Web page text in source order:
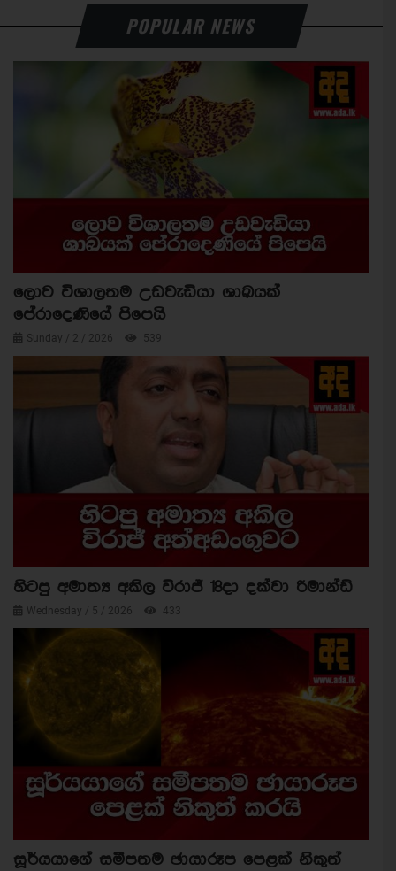
POPULAR NEWS
ලොව විශාලතම උඩවැඩියා ශාඛයක්
පේරාදෙණියේ පිපෙයි
Sunday / 2 / 2026 539
හිටපු අමාත්‍ය අකිල විරාජ් 18දා දක්වා රිමාන්ඩ්
Wednesday / 5 / 2026 433
සූර්යයාගේ සමීපතම ඡායාරූප පෙළක් නිකුත්